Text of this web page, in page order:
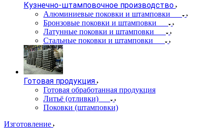
Кузнечно-штамповочное производство
Алюминиевые поковки и штамповки
Бронзовые поковки и штамповки
Латунные поковки и штамповки
Стальные поковки и штамповки
Готовая продукция
Готовая обработанная продукция
Литьё (отливки)
Поковки (штамповки)
Изготовление